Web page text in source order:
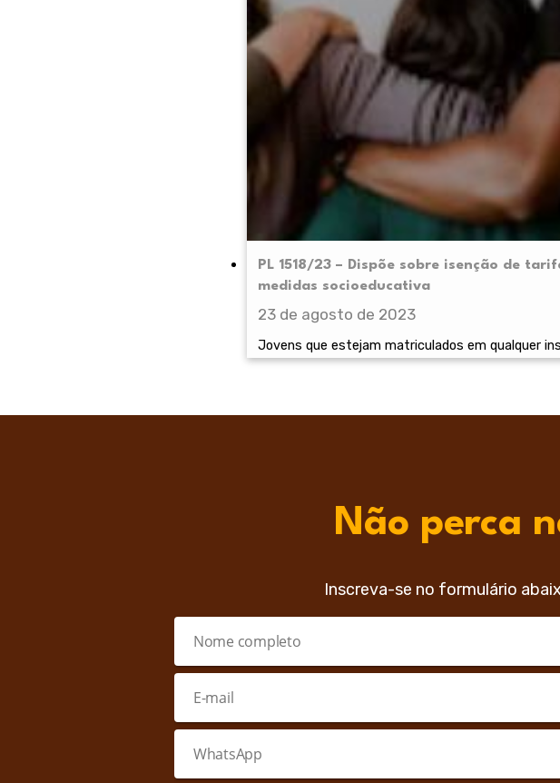
PL 1518/23 – Dispõe sobre isenção de
medidas socioeducativa
23 de agosto de 2023
Jovens que estejam matriculados em qualquer
Não perca
Inscreva-se no formulário